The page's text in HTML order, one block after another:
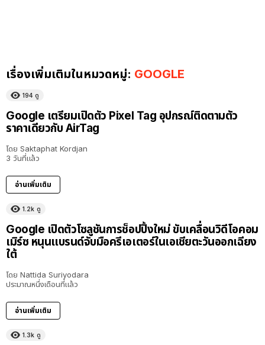
เรื่องเพิ่มเติมในหมวดหมู่: GOOGLE
194 ดู
Google เตรียมเปิดตัว Pixel Tag อุปกรณ์ติดตามตัว
ราคาเดียวกับ AirTag
โดย Saktaphat Kordjan
3 วันที่แล้ว
อ่านเพิ่มเติม
1.2k ดู
Google เปิดตัวโซลูชันการช็อปปิ้งใหม่ ขับเคลื่อนวิดีโอคอม
เมิร์ซ หนุนแบรนด์จับมือครีเอเตอร์ในเอเชียตะวันออกเฉียง
ใต้
โดย Nattida Suriyodara
ประมาณหนึ่งเดือนที่แล้ว
อ่านเพิ่มเติม
1.3k ดู